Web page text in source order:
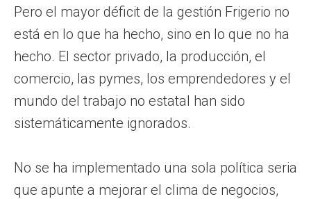
Pero el mayor déficit de la gestión Frigerio no
está en lo que ha hecho, sino en lo que no ha
hecho. El sector privado, la producción, el
comercio, las pymes, los emprendedores y el
mundo del trabajo no estatal han sido
sistemáticamente ignorados.
No se ha implementado una sola política seria
que apunte a mejorar el clima de negocios,